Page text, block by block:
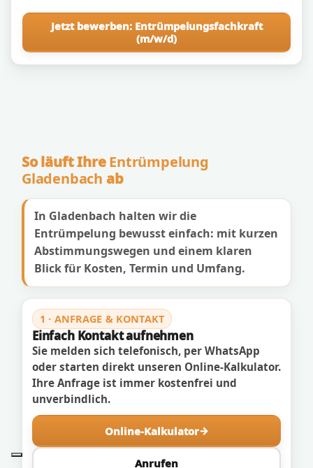
Jetzt bewerben: Entrümpelungsfachkraft
(m/w/d)
So läuft IhreEntrümpelung
Gladenbach ab
In Gladenbach halten wir die
Entrümpelung bewusst einfach: mit kurzen
Abstimmungswegen und einem klaren
Blick für Kosten, Termin und Umfang.
1 · ANFRAGE & KONTAKT
Einfach Kontakt aufnehmen
Sie melden sich telefonisch, per WhatsApp
oder starten direkt unseren Online-Kalkulator.
Ihre Anfrage ist immer kostenfrei und
unverbindlich.
Online-Kalkulator
Anrufen